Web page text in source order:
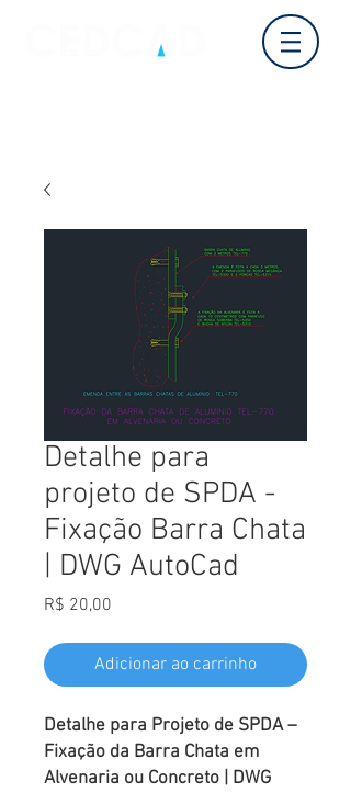
Detalhe para
projeto de SPDA -
Fixação Barra Chata
| DWG AutoCad
R$ 20,00
Adicionar ao carrinho
Detalhe para Projeto de SPDA –
Fixação da Barra Chata em
Alvenaria ou Concreto | DWG